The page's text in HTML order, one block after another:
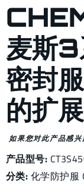
麦斯3
密封
的扩
如果您对此产品感
产品型号:
分类: 化学防护服